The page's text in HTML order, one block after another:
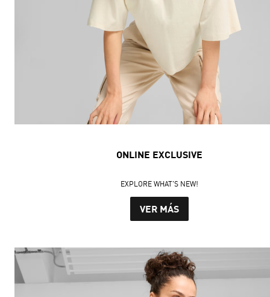
ONLINE EXCLUSIVE
EXPLORE WHAT'S NEW!
VER MÁS